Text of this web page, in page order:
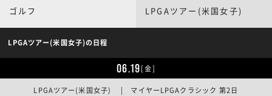
ゴルフ LPGAツアー(米国女子)
LPGAツアー(米国女子)の日程
06.19[金]
LPGAツアー(米国女子) | マイヤーLPGAクラシック 第2日